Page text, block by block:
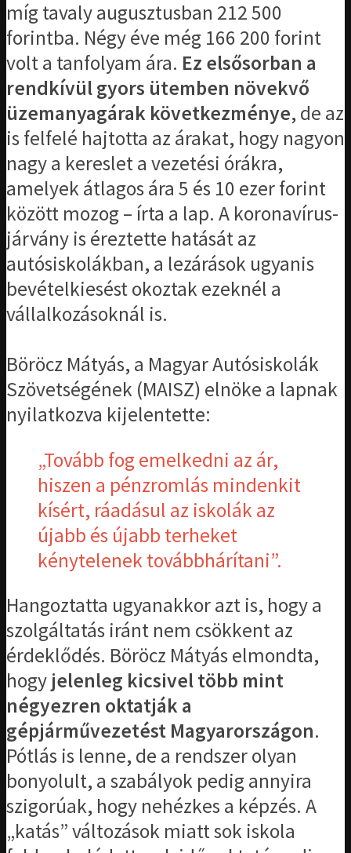
míg tavaly augusztusban 212 500
forintba. Négy éve még 166 200 forint
volt a tanfolyam ára. Ez elsősorban a
rendkívül gyors ütemben növekvő
üzemanyagárak következménye, de az
is felfelé hajtotta az árakat, hogy nagyon
nagy a kereslet a vezetési órákra,
amelyek átlagos ára 5 és 10 ezer forint
között mozog – írta a lap. A koronavírus-
járvány is éreztette hatását az
autósiskolákban, a lezárások ugyanis
bevételkiesést okoztak ezeknél a
vállalkozásoknál is.
Böröcz Mátyás, a Magyar Autósiskolák
Szövetségének (MAISZ) elnöke a lapnak
nyilatkozva kijelentette:
„Tovább fog emelkedni az ár,
hiszen a pénzromlás mindenkit
kísért, ráadásul az iskolák az
újabb és újabb terheket
kénytelenek továbbhárítani”.
Hangoztatta ugyanakkor azt is, hogy a
szolgáltatás iránt nem csökkent az
érdeklődés. Böröcz Mátyás elmondta,
hogy jelenleg kicsivel több mint
négyezren oktatják a
gépjárművezetést Magyarországon.
Pótlás is lenne, de a rendszer olyan
bonyolult, a szabályok pedig annyira
szigorúak, hogy nehézkes a képzés. A
„katás” változások miatt sok iskola